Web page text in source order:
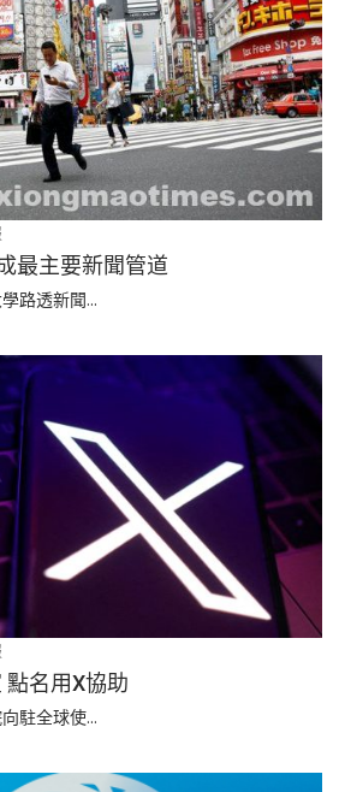
最主要新聞管道
路透新聞...
名用X協助
駐全球使...